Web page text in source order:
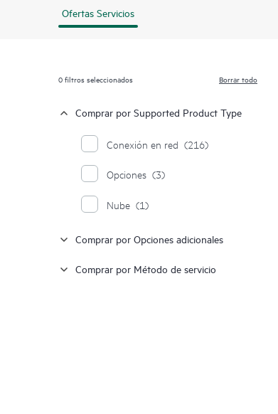
Ofertas Servicios
0filtros seleccionados Borrar todo
Comprar por Supported Product Type
Conexión en red (216)
Opciones (3)
Nube (1)
Comprar por Opciones adicionales
Comprar por Método de servicio